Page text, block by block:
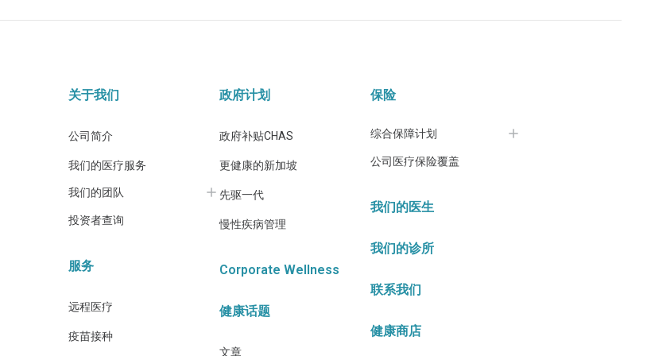
关于我们
公司简介
我们的医疗服务
我们的团队
投资者查询
服务
远程医疗
疫苗接种
政府计划
政府补贴CHAS
更健康的新加坡
先驱一代
慢性疾病管理
Corporate Wellness
健康话题
文章
保险
综合保障计划
公司医疗保险覆盖
我们的医生
我们的诊所
联系我们
健康商店